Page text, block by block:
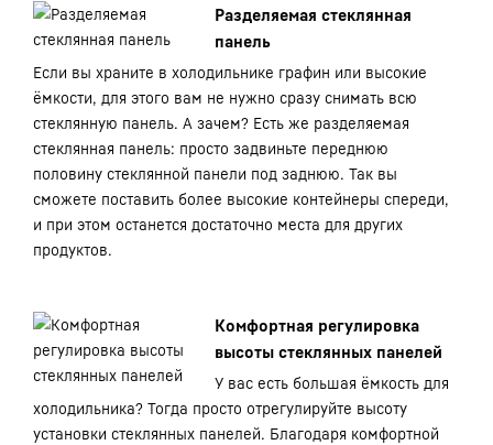
Разделяемая стеклянная
панель
Если вы храните в холодильнике графин или высокие
ёмкости, для этого вам не нужно сразу снимать всю
стеклянную панель. А зачем? Есть же разделяемая
стеклянная панель: просто задвиньте переднюю
половину стеклянной панели под заднюю. Так вы
сможете поставить более высокие контейнеры спереди,
и при этом останется достаточно места для других
продуктов.
Комфортная регулировка
высоты стеклянных панелей
У вас есть большая ёмкость для
холодильника? Тогда просто отрегулируйте высоту
установки стеклянных панелей. Благодаря комфортной